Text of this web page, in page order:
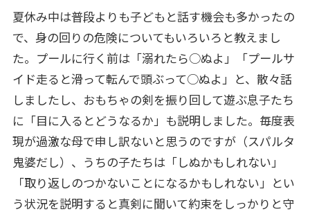
夏休み中は普段よりも子どもと話す機会も多かったの
で、身の回りの危険についてもいろいろと教えまし
た。プールに行く前は「溺れたら○ぬよ」「プールサ
イド走ると滑って転んで頭ぶって○ぬよ」と、散々話
しましたし、おもちゃの剣を振り回して遊ぶ息子たち
に「目に入るとどうなるか」も説明しました。毎度表
現が過激な母で申し訳ないと思うのですが（スパルタ
鬼婆だし）、うちの子たちは「しぬかもしれない」
「取り返しのつかないことになるかもしれない」とい
う状況を説明すると真剣に聞いて約束をしっかりと守